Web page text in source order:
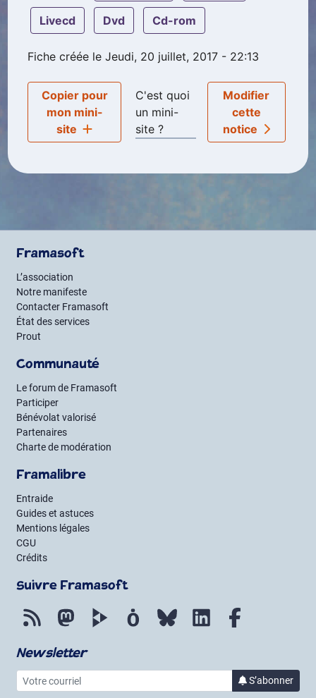
livecd dvd cd-rom
Fiche créée le Jeudi, 20 juillet, 2017 - 22:13
Copier pour
mon mini-
site
C'est quoi
un mini-
site ?
Modifier
cette
notice
Framasoft
L’association
Notre manifeste
Contacter Framasoft
État des services
Prout
Communauté
Le forum de Framasoft
Participer
Bénévolat valorisé
Partenaires
Charte de modération
Framalibre
Entraide
Guides et astuces
Mentions légales
CGU
Crédits
Suivre Framasoft
Flux RSS MastodonPeerTube Mobilizon Bluesky LinkedIn
Newsletter
Votre courriel
S’abonner
à la lettre